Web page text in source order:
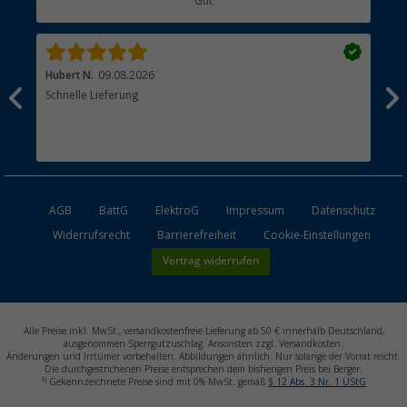
Hubert N. 09.08.2026
Schnelle Lieferung
AGB BattG ElektroG Impressum
Datenschutz
Widerrufsrecht
Barrierefreiheit Cookie-Einstellungen
Vertrag widerrufen
Alle Preise inkl. MwSt., versandkostenfreie Lieferung ab 50 € innerhalb Deutschland,
ausgenommen Sperrgutzuschlag. Ansonsten zzgl. Versandkosten.
Änderungen und Irrtümer vorbehalten. Abbildungen ähnlich. Nur solange der Vorrat reicht.
Die durchgestrichenen Preise entsprechen dem bisherigen Preis bei Berger.
1) Gekennzeichnete Preise sind mit 0% MwSt. gemäß § 12 Abs. 3 Nr. 1 UStG